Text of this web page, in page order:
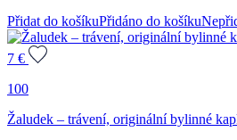
Přidat do košíkuPřidáno do košíku
7 €
100
Žaludek – trávení, originální bylinné